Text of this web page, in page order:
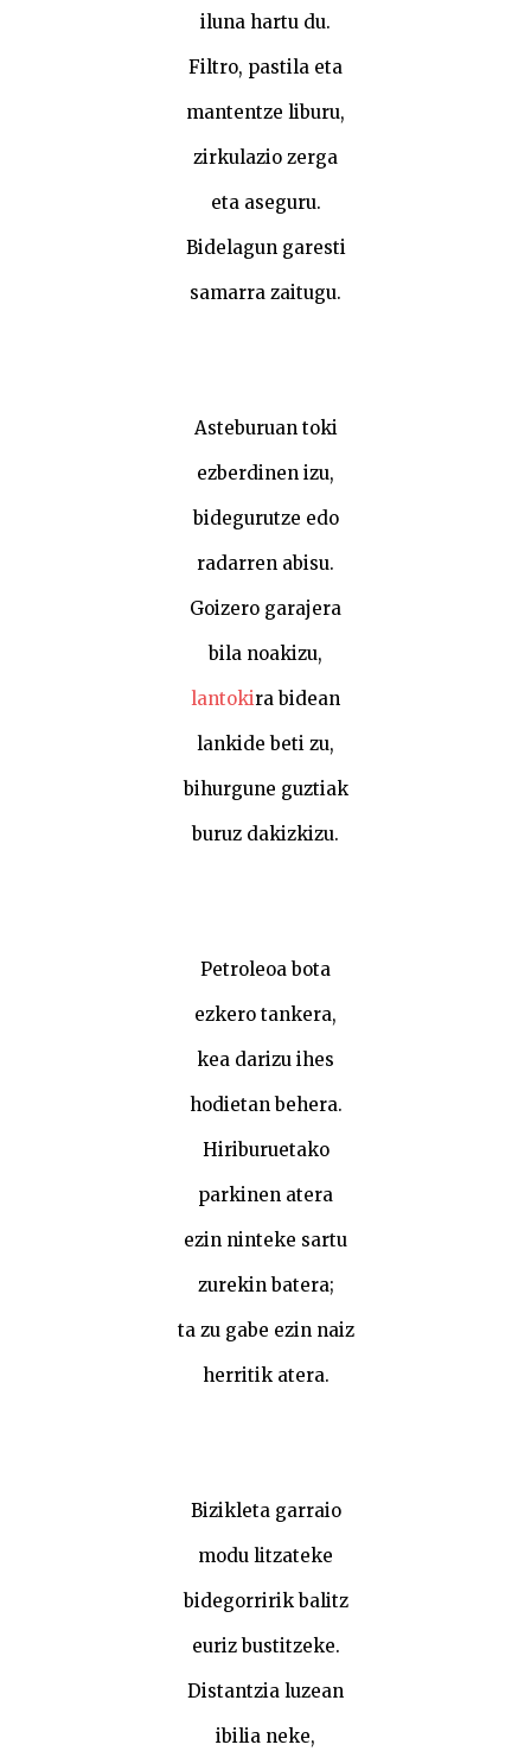
iluna hartu du.
Filtro, pastila eta
mantentze liburu,
zirkulazio zerga
eta aseguru.
Bidelagun garesti
samarra zaitugu.
Asteburuan toki
ezberdinen izu,
bidegurutze edo
radarren abisu.
Goizero garajera
bila noakizu,
lantokira bidean
lankide beti zu,
bihurgune guztiak
buruz dakizkizu.
Petroleoa bota
ezkero tankera,
kea darizu ihes
hodietan behera.
Hiriburuetako
parkinen atera
ezin ninteke sartu
zurekin batera;
ta zu gabe ezin naiz
herritik atera.
Bizikleta garraio
modu litzateke
bidegorririk balitz
euriz bustitzeke.
Distantzia luzean
ibilia neke,